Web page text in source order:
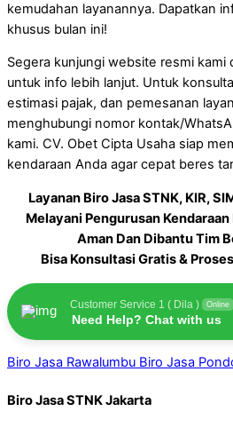
kemudahan layanannya. Dapatkan
khusus bulan ini!
Segera kunjungi website resmi kami
untuk info lebih lanjut. Untuk
estimasi pajak, dan pemesanan
menghubungi nomor kontak/
kami. CV. Obet Cipta Usaha siap
kendaraan Anda agar cepat beres
Layanan Biro Jasa STNK, KIR,
Melayani Pengurusan
Aman Dan Dibantu Tim
Bisa Konsultasi Gratis &
Customer Service 1 ( Dila ) Online
Need Help? Chat with us
Biro Jasa Rawalumbu Biro Jasa
Biro Jasa STNK Jakarta